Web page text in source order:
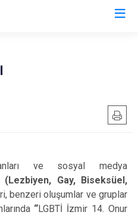
Selçuk
Tire
Torbalı
ve sosyal medya
(Lezbiyen, Gay, Biseksüel,
benzeri oluşumlar ve gruplar
“LGBTİ İzmir 14. Onur